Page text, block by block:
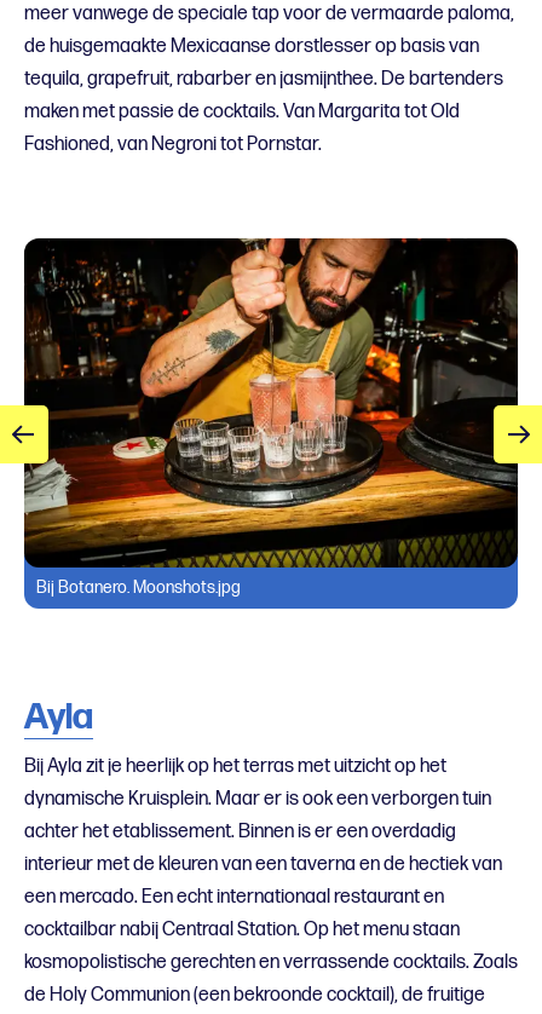
meer vanwege de speciale tap voor de vermaarde paloma,
de huisgemaakte Mexicaanse dorstlesser op basis van
tequila, grapefruit, rabarber en jasmijnthee. De bartenders
maken met passie de cocktails. Van Margarita tot Old
Fashioned, van Negroni tot Pornstar.
Bij Botanero. Moonshots.jpg
Ayla
Bij Ayla zit je heerlijk op het terras met uitzicht op het
dynamische Kruisplein. Maar er is ook een verborgen tuin
achter het etablissement. Binnen is er een overdadig
interieur met de kleuren van een taverna en de hectiek van
een mercado. Een echt internationaal restaurant en
cocktailbar nabij Centraal Station. Op het menu staan
kosmopolistische gerechten en verrassende cocktails. Zoals
de Holy Communion (een bekroonde cocktail), de fruitige